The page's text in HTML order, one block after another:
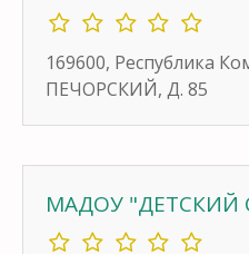
169600, Республика
ПЕЧОРСКИЙ, Д. 85
МАДОУ "ДЕТСКИЙ